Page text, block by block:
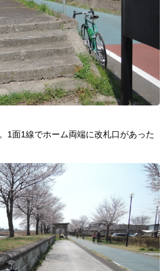
1面1線でホーム両端に改札口があった